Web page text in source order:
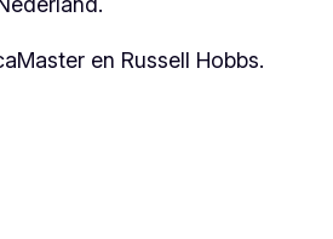
en Russell Hobbs.